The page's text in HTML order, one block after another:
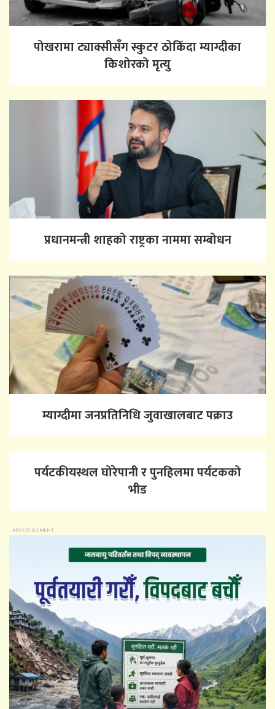
पोखरामा ट्याक्सीसँग स्कुटर ठोकिँदा म्याग्दीका
किशोरको मृत्यु
प्रधानमन्त्री शाहको राष्ट्रका नाममा सम्बोधन
म्याग्दीमा जनप्रतिनिधि जुवाखालबाट पक्राउ
पर्यटकीयस्थल घोरेपानी र पुनहिलमा पर्यटकको
भीड